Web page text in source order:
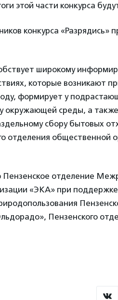
этой части конкурса
конкурса «Разрядись»
широкому
которые возникают
формирует у
окружающей среды, а
сбору бытовых
отделения общественной
Пензенское отделение
«ЭКА» при
Пензенского